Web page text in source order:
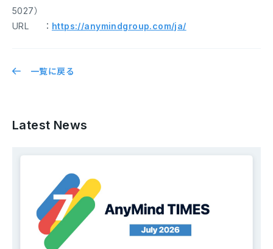
5027）
URL ： https://anymindgroup.com/ja/
一覧に戻る
Latest News